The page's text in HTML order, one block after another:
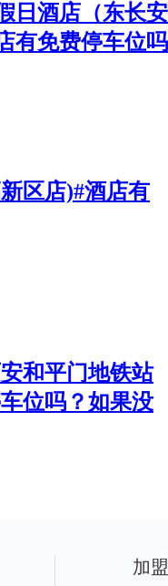
日酒店（东长安
有免费停车位吗
区店)#酒店有
和平门地铁站
位吗？如果没
加